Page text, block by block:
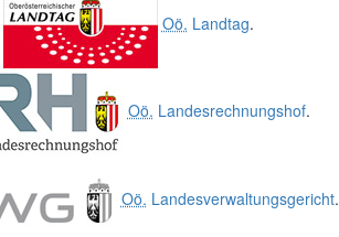
Oö. Landtag.
Oö. Landesrechnungshof.
Oö. Landesverwaltungsgericht.